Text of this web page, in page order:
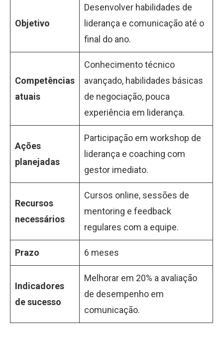
Objetivo
Desenvolver habilidades de
liderança e comunicação até o
final do ano.
Competências
atuais
Conhecimento técnico
avançado, habilidades básicas
de negociação, pouca
experiência em liderança.
Ações
planejadas
Participação em workshop de
liderança e coaching com
gestor imediato.
Recursos
necessários
Cursos online, sessões de
mentoring e feedback
regulares com a equipe.
Prazo 6 meses
Indicadores
de sucesso
Melhorar em 20% a avaliação
de desempenho em
comunicação.